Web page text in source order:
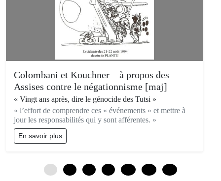
Colombani et Kouchner – à propos des
Assises contre le négationnisme [maj]
« Vingt ans après, dire le génocide des Tutsi »
« l’effort de comprendre ces « événements » et mettre à
jour les responsabilités qui y sont afférentes. »
En savoir plus